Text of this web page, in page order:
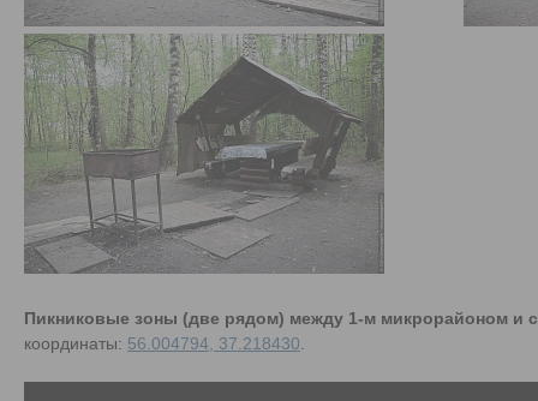
Пикниковые зоны (две рядом) между 1-м микрорайоном и
координаты: 56.004794, 37.218430